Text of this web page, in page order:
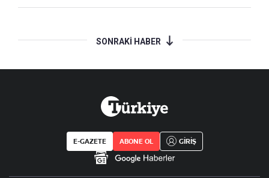
SONRAKİ HABER
E-GAZETE ABONE OL GİRİŞ